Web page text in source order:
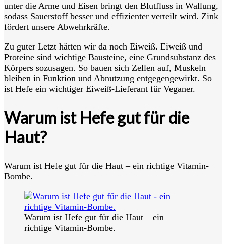
unter die Arme und Eisen bringt den Blutfluss in Wallung,
sodass Sauerstoff besser und effizienter verteilt wird. Zink
fördert unsere Abwehrkräfte.
Zu guter Letzt hätten wir da noch Eiweiß. Eiweiß und
Proteine sind wichtige Bausteine, eine Grundsubstanz des
Körpers sozusagen. So bauen sich Zellen auf, Muskeln
bleiben in Funktion und Abnutzung entgegengewirkt. So
ist Hefe ein wichtiger Eiweiß-Lieferant für Veganer.
Warum ist Hefe gut für die
Haut?
Warum ist Hefe gut für die Haut – ein richtige Vitamin-
Bombe.
Warum ist Hefe gut für die Haut – ein
richtige Vitamin-Bombe.